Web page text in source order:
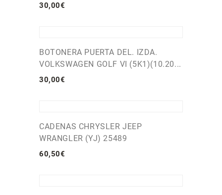
30,00€
BOTONERA PUERTA DEL. IZDA.
VOLKSWAGEN GOLF VI (5K1)(10.20...
30,00€
CADENAS CHRYSLER JEEP
WRANGLER (YJ) 25489
60,50€